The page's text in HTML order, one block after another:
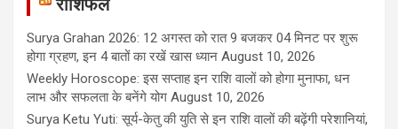
राशिफल
Surya Grahan 2026: 12 अगस्त को रात 9 बजकर 04 मिनट पर शुरू
होगा ग्रहण, इन 4 बातों का रखें खास ध्यान August 10, 2026
Weekly Horoscope: इस सप्ताह इन राशि वालों को होगा मुनाफा, धन
लाभ और सफलता के बनेंगे योग August 10, 2026
Surya Ketu Yuti: सूर्य-केतु की युति से इन राशि वालों की बढ़ेंगी परेशानियां,